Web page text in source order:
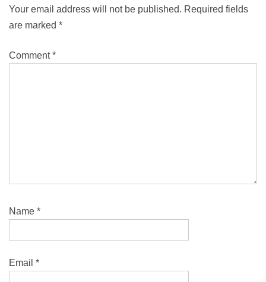
Your email address will not be published. Required fields
are marked *
Comment*
Name *
Email *